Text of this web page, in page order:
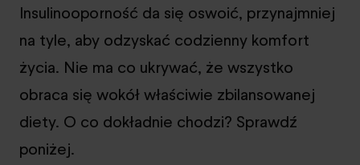
Insulinooporność da się oswoić, przynajmniej
na tyle, aby odzyskać codzienny komfort
życia. Nie ma co ukrywać, że wszystko
obraca się wokół właściwie zbilansowanej
diety. O co dokładnie chodzi? Sprawdź
poniżej.